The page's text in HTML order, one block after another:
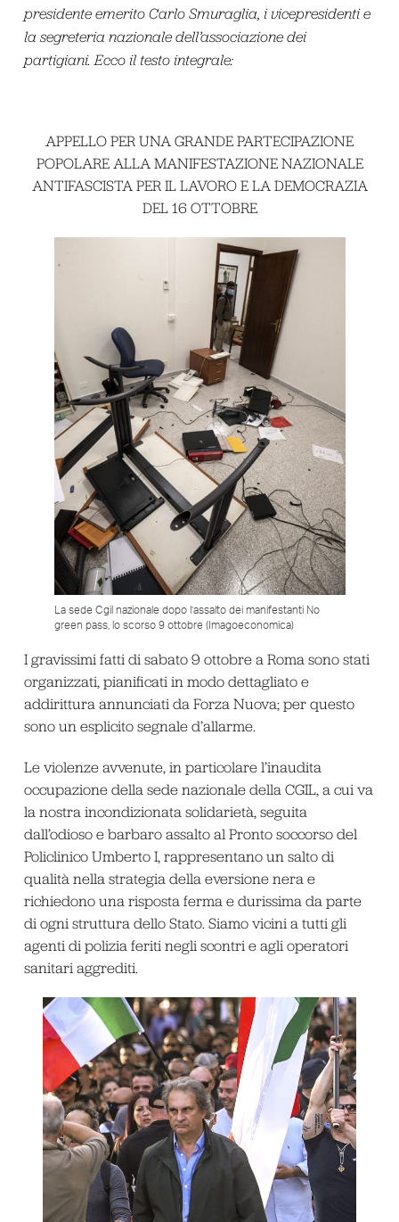
presidente emerito Carlo Smuraglia, i vicepresidenti e
la segreteria nazionale dell’associazione dei
partigiani. Ecco il testo integrale:
APPELLO PER UNA GRANDE PARTECIPAZIONE
POPOLARE ALLA MANIFESTAZIONE NAZIONALE
ANTIFASCISTA PER IL LAVORO E LA DEMOCRAZIA
DEL 16 OTTOBRE
La sede Cgil nazionale dopo l’assalto dei manifestanti No
green pass, lo scorso 9 ottobre (Imagoeconomica)
I gravissimi fatti di sabato 9 ottobre a Roma sono stati
organizzati, pianificati in modo dettagliato e
addirittura annunciati da Forza Nuova; per questo
sono un esplicito segnale d’allarme.
Le violenze avvenute, in particolare l’inaudita
occupazione della sede nazionale della CGIL, a cui va
la nostra incondizionata solidarietà, seguita
dall’odioso e barbaro assalto al Pronto soccorso del
Policlinico Umberto I, rappresentano un salto di
qualità nella strategia della eversione nera e
richiedono una risposta ferma e durissima da parte
di ogni struttura dello Stato. Siamo vicini a tutti gli
agenti di polizia feriti negli scontri e agli operatori
sanitari aggrediti.